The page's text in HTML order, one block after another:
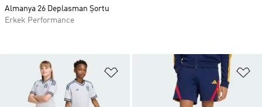
Favori Listesine Ekle
Almanya 26 Deplasman Şortu
Erkek Performance